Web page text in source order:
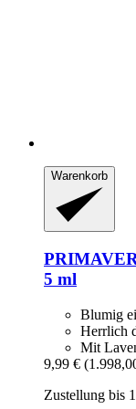
Warenkorb
5 ml
Blumig
Herrlich
Mit
9,99 €
Zustellung bis